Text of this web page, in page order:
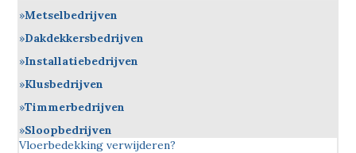
Metselbedrijven
Dakdekkersbedrijven
Installatiebedrijven
Klusbedrijven
Timmerbedrijven
Sloopbedrijven
Vloerbedekking verwijderen?